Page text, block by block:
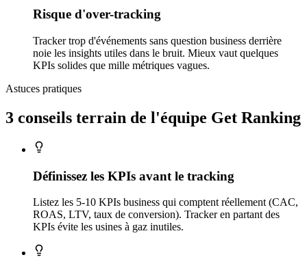
Risque d'over-tracking
Tracker trop d'événements sans question business derrière
noie les insights utiles dans le bruit. Mieux vaut quelques
KPIs solides que mille métriques vagues.
Astuces pratiques
3 conseils terrain de l'équipe Get Ranking
Définissez les KPIs avant le tracking
Listez les 5-10 KPIs business qui comptent réellement (CAC,
ROAS, LTV, taux de conversion). Tracker en partant des
KPIs évite les usines à gaz inutiles.